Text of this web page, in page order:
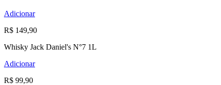
Adicionar
R$ 149,90
Whisky Jack Daniel's N°7 1L
Adicionar
R$ 99,90